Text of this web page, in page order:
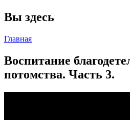
Вы здесь
Главная
Воспитание
потомства. Часть 3.